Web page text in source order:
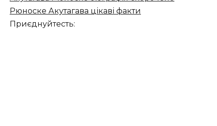
Рюноске Акутагава цікаві факти
Приєднуйтесть: